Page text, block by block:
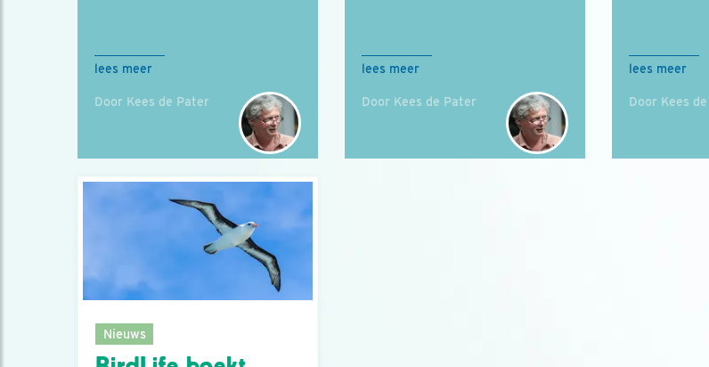
lees meer
Door Kees de Pater
lees meer
Door Kees de Pater
lees meer
Door Kees
Nieuws